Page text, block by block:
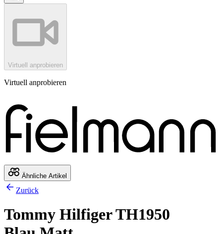
Virtuell anprobieren
Virtuell anprobieren
Ähnliche Artikel
Zurück
Tommy Hilfiger TH1950